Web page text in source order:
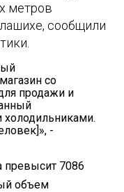
метров
сообщили
со
продажи и
-
превысит 7086
объем